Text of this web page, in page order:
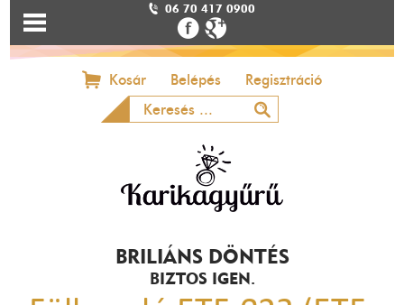
06 70 417 0900
Kosár Belépés Regisztráció
BRILIÁNS DÖNTÉS
BIZTOS IGEN.